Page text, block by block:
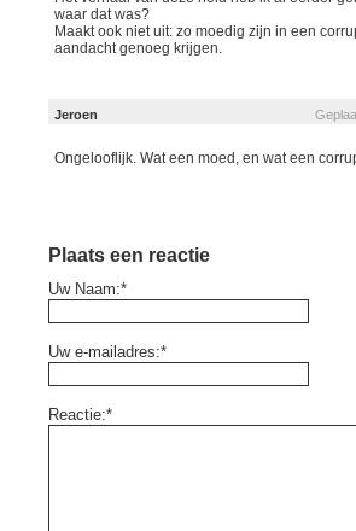
waar dat was?
Maakt ook niet uit: zo moedig zijn in een
aandacht genoeg krijgen.
Jeroen
Ongelooflijk. Wat een moed, en wat een
Plaats een reactie
Uw Naam:*
Uw e-mailadres:*
Reactie:*